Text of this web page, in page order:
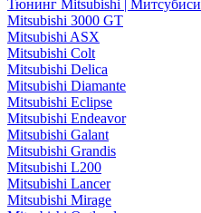
Тюнинг Mitsubishi | Митсубиси
Mitsubishi 3000 GT
Mitsubishi ASX
Mitsubishi Colt
Mitsubishi Delica
Mitsubishi Diamante
Mitsubishi Eclipse
Mitsubishi Endeavor
Mitsubishi Galant
Mitsubishi Grandis
Mitsubishi L200
Mitsubishi Lancer
Mitsubishi Mirage